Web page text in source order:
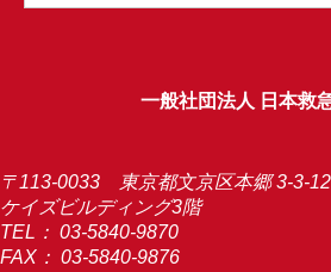
一般社団法人 日本救
〒113-0033 東京都文京区本郷 3-3-12
ケイズビルディング3階
TEL： 03-5840-9870
FAX： 03-5840-9876